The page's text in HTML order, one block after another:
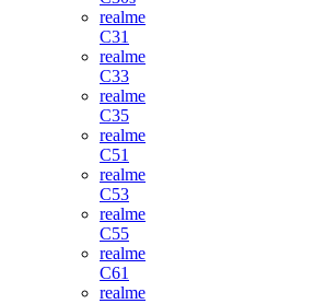
realme
C31
realme
C33
realme
C35
realme
C51
realme
C53
realme
C55
realme
C61
realme